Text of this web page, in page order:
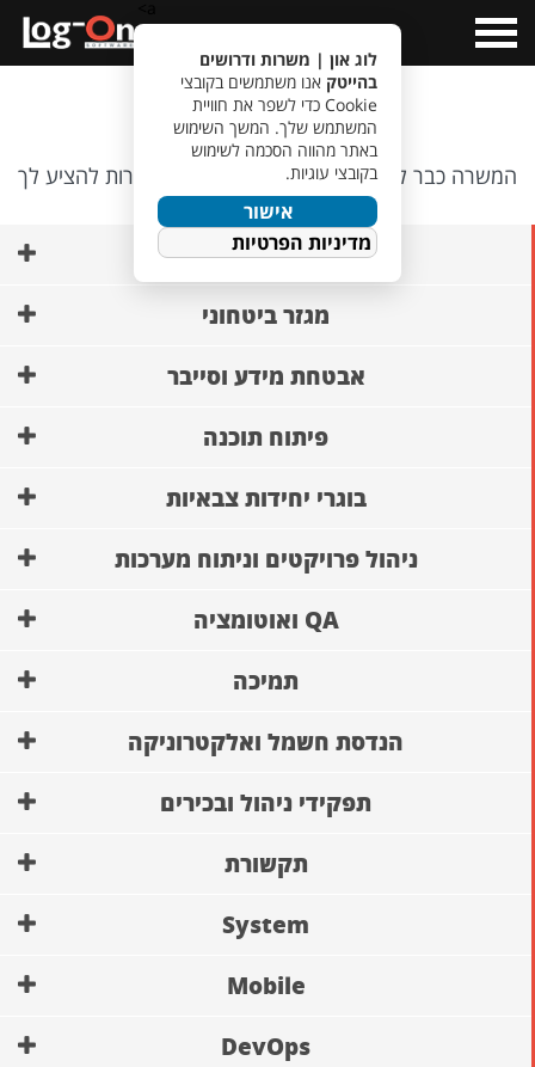
Menu
אופס…
המשרה כבר לא קיימת, אבל יש לנו משרות אחרות להציע לך
🙂
AI ופיתוח מודלים
מגזר ביטחוני
אבטחת מידע וסייבר
פיתוח תוכנה
בוגרי יחידות צבאיות
ניהול פרויקטים וניתוח מערכות
QA ואוטומציה
תמיכה
הנדסת חשמל ואלקטרוניקה
תפקידי ניהול ובכירים
תקשורת
System
Mobile
DevOps
לוג און | משרות ודרושים
בהייטק אנו משתמשים בקובצי
Cookie כדי לשפר את חוויית
המשתמש שלך. המשך השימוש
באתר מהווה הסכמה לשימוש
בקובצי עוגיות.
אישור
מדיניות הפרטיות